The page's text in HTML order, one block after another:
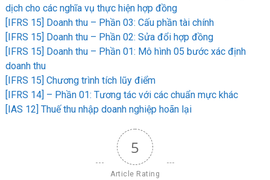
dịch cho các nghĩa vụ thực hiện hợp đồng
[IFRS 15] Doanh thu – Phần 03: Cấu phần tài chính
[IFRS 15] Doanh thu – Phần 02: Sửa đổi hợp đồng
[IFRS 15] Doanh thu – Phần 01: Mô hình 05 bước xác định
doanh thu
[IFRS 15] Chương trình tích lũy điểm
[IFRS 14] – Phần 01: Tương tác với các chuẩn mực khác
[IAS 12] Thuế thu nhập doanh nghiệp hoãn lại
5
Article Rating